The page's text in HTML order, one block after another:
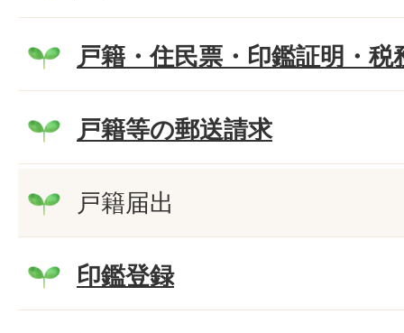
戸籍・住民票・印鑑証明・税
戸籍等の郵送請求
戸籍届出
印鑑登録